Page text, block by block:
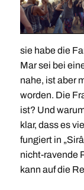
sie habe die
Mar sei bei
nahe, ist aber
worden. Die
ist? Und
klar, dass es
fungiert in
nicht-ravende
kann auf die